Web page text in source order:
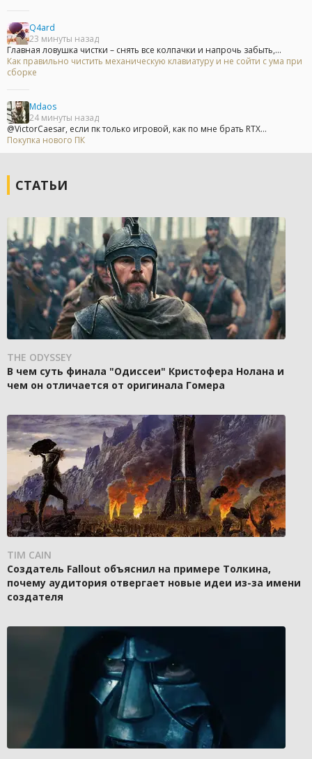
Q4ard
23 минуты назад
Главная ловушка чистки – снять все колпачки и напрочь забыть,...
Как правильно чистить механическую клавиатуру и не сойти с ума при
сборке
Mdaos
24 минуты назад
@VictorCaesar, если пк только игровой, как по мне брать RTX...
Покупка нового ПК
СТАТЬИ
THE ODYSSEY
В чем суть финала "Одиссеи" Кристофера Нолана и
чем он отличается от оригинала Гомера
TIM CAIN
Создатель Fallout объяснил на примере Толкина,
почему аудитория отвергает новые идеи из-за имени
создателя